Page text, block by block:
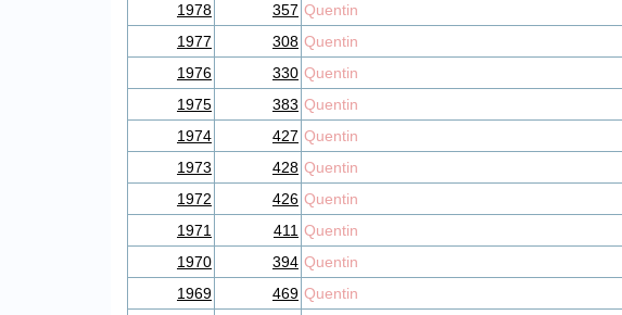
1978
357 Quentin
1977
308 Quentin
1976
330 Quentin
1975
383 Quentin
1974
427 Quentin
1973
428 Quentin
1972
426 Quentin
1971
411 Quentin
1970
394 Quentin
1969
469 Quentin